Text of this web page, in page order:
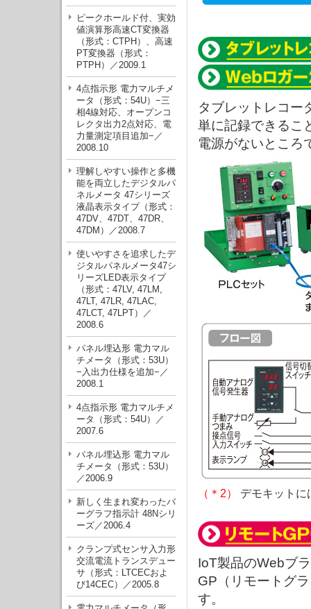
ピークホールド付、実効
値演算形高速CT変換器
（形式：CTPH）、高速
PT変換器（形式：
PTPH）／2009.1
4点指示形 電力マルチメ
ータ（形式：54U）−三
相4線対応、オープンコ
レクタ出力2点対応、電
力量測定項目追加−／
2008.10
理解しやすい操作と多機
能を両立したデジタルパ
ネルメータ 47シリーズ
液晶表示タイプ（形式：
47DV、47DT、47DR、
47DM）／2008.7
使いやすさを追求したデ
ジタルパネルメータ47シ
リーズLED表示タイプ
（形式：47LV, 47LM,
47LT, 47LR, 47LAC,
47LCT, 47LPT）／
2008.6
パネル埋込形 電力マル
チメータ（形式：53U）
−入出力仕様を追加−／
2008.1
4点指示形 電力マルチメ
ータ（形式：54U）／
2007.6
パネル埋込形 電力マル
チメータ（形式：53U）
／2006.9
新しく生まれ変わったバ
ーグラフ指示計 48Nシリ
ーズ／2006.4
クランプ式センサ入力形
交流電流トランスデュー
サ（形式：LTCECおよ
び14CEC）／2005.8
タブレットレコー
単に記録できるこ
電源がないところ
（＊2） デモキットに
IoT製品のWebブ
GP（リモートグ
す。